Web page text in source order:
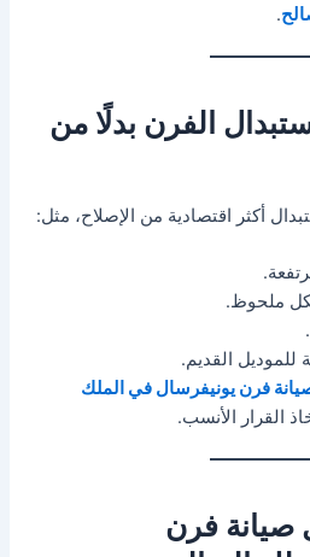
.
الفرن بدلًا من
أكثر اقتصادية من الإصلاح، مثل:
ملحوظ.
للموديل القديم.
فرن يونيفرسال في الملك
القرار الأنسب.
صيانة فرن